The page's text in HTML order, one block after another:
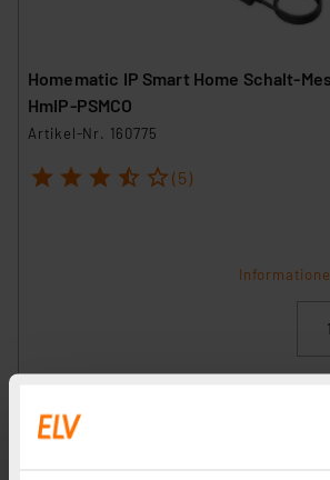
Homematic IP Smart Home Schalt-
HmIP-PSMCO
Artikel-Nr. 160775
1 2 3 4 5 (5)